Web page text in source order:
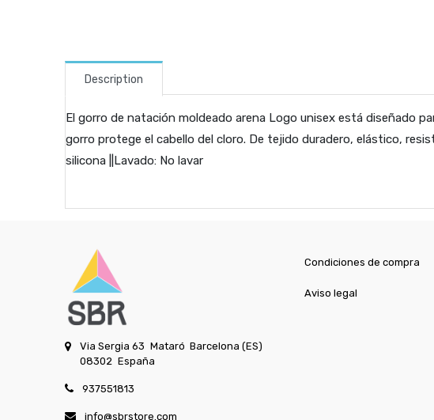
Description
El gorro de natación moldeado arena Logo unisex está diseñado
gorro protege el cabello del cloro. De tejido duradero, elástico,
silicona ||Lavado: No lavar
Via Sergia 63 Mataró Barcelona (ES)
08302 España
937551813
info@sbrstore.com
Condiciones de compra
Aviso legal